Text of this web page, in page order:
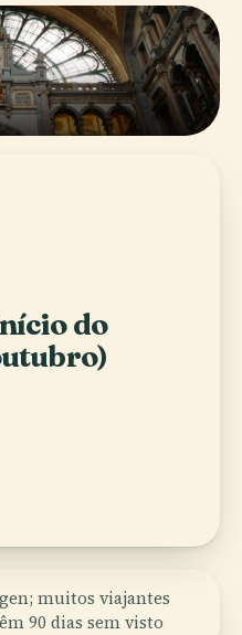
do
muitos viajantes
90 dias sem visto